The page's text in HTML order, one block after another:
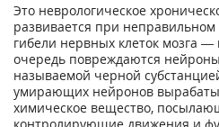
Это неврологическое
развивается при
гибели нервных клеток мозга
очередь повреждаются
называемой черной
умирающих нейронов
химическое вещество,
контролирующие движения и